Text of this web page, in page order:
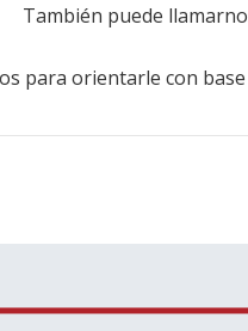
También puede
para orientarle con